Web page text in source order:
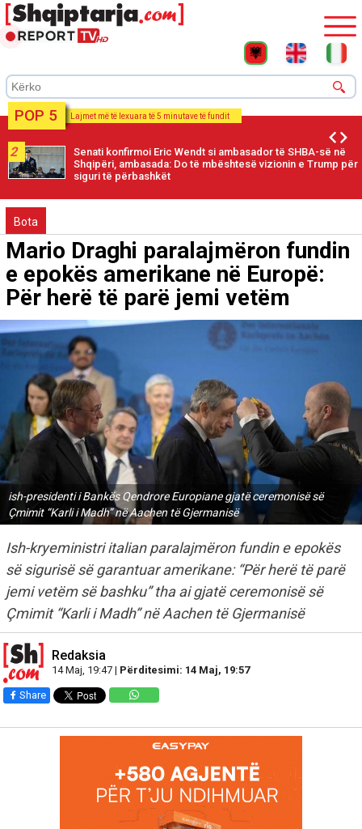
POP 5 Lajmet më të lexuara të 5 minutave të fundit
2
Senati konfirmoi Eric Wendt si ambasador të SHBA-së në
Shqipëri, ambasada: Do të mbështesë vizionin e Trump për
siguri të përbashkët
Bota
Mario Draghi paralajmëron fundin
e epokës amerikane në Europë:
Për herë të parë jemi vetëm
ish-presidenti i Bankës Qendrore Europiane gjatë ceremonisë së
Çmimit “Karli i Madh” në Aachen të Gjermanisë
Ish-kryeministri italian paralajmëron fundin e epokës
së sigurisë së garantuar amerikane: “Për herë të parë
jemi vetëm së bashku” tha ai gjatë ceremonisë së
Çmimit “Karli i Madh” në Aachen të Gjermanisë
Redaksia
14 Maj, 19:47 | Përditesimi: 14 Maj, 19:57
Share